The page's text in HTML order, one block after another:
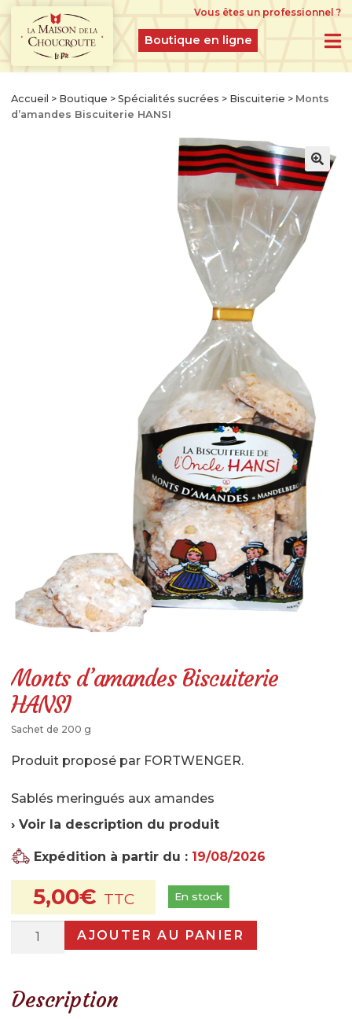
Vous êtes un professionnel ?
Boutique en ligne
BOUTIQUE EN LIGNE
CHOUCROUTES D’ALSACE IGP CRUES
FERMENTÉES À L’ANCIENNE
CHOUCROUTES GASTRONOMIQUES CUITES
CHOUCROUTES RECETTES CRÉATION
LÉGUMES GASTRONOMIQUES NATURES
LÉGUMES GASTRONOMIQUES CUISINÉS
SPÉCIALITÉS SALÉES
SPÉCIALITÉS SUCRÉES
AUTRES SOUVENIRS D’ALSACE
PANIERS GARNIS
RÉSERVEZ UNE VISITE
Où trouver La Maison de La Choucroute – LE PIC
?
Qui sommes-nous ?
Garantie de qualité
Recettes et conseils
Nos conseils et astuces
Accueil > Boutique >Spécialités sucrées > Biscuiterie > Monts
d’amandes Biscuiterie HANSI
Monts d’amandes Biscuiterie
HANSI
Sachet de 200 g
Produit proposé par FORTWENGER.
Sablés meringués aux amandes
› Voir la description du produit
Expédition à partir du : 19/08/2026
5,00€ En stock
quantité
d'amandes
Biscuiterie
AJOUTER AU PANIER
Description